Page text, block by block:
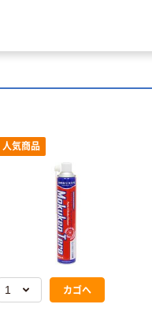
人気商品
カゴへ